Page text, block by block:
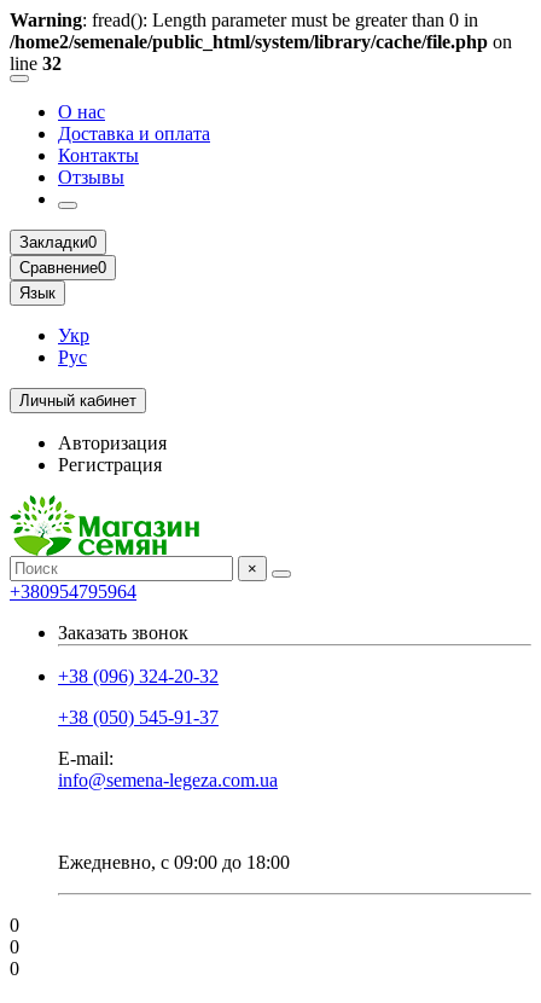
Warning: fread(): Length parameter must be greater than 0 in
/home2/semenale/public_html/system/library/cache/file.php on
line 32
О нас
Доставка и оплата
Контакты
Отзывы
Закладки0
Сравнение0
Язык
Укр
Рус
Личный кабинет
Авторизация
Регистрация
×
+380954795964
Заказать звонок
+38 (096) 324-20-32
+38 (050) 545-91-37
E-mail:
info@semena-legeza.com.ua
Ежедневно, с 09:00 до 18:00
0
0
0